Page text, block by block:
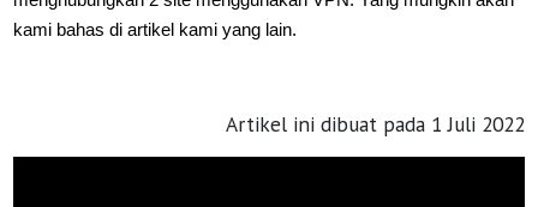
kami bahas di artikel kami yang lain.
Artikel ini dibuat pada 1 Juli 2022